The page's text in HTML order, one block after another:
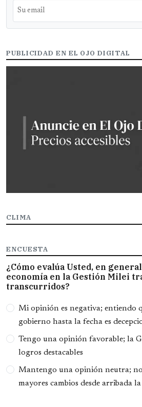
PUBLICIDAD EN EL OJO DIGITAL
CLIMA
ENCUESTA
¿Cómo evalúa Usted, en
economía en la Gestión Milei
transcurridos?
Opciones
Mi opinión es negativa; entiendo
gobierno hasta la fecha es
Tengo una opinión favorable; la
logros destacables
Mantengo una opinión neutra;
mayores cambios desde arribada